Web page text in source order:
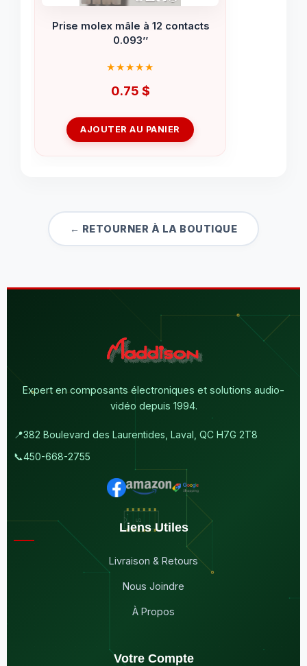
Prise molex mâle à 12 contacts
0.093’’
0.75 $
AJOUTER AU PANIER
← RETOURNER À LA BOUTIQUE
Expert en composants électroniques et solutions audio-
vidéo depuis 1994.
📍382 Boulevard des Laurentides, Laval, QC H7G 2T8
📞450-668-2755
Liens Utiles
Livraison & Retours
Nous Joindre
À Propos
Votre Compte